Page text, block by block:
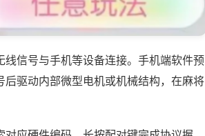
信号与手机等设备连接。手机端软件预
驱动内部微型电机或机械结构，在麻将